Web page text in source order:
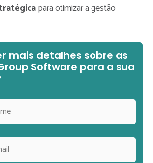
para otimizar a gestão
mais detalhes sobre as
Software para a sua